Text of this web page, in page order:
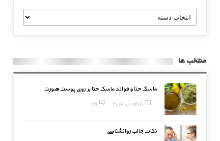
دسته
بندی
منتخب ها
ماسک حنا و فوائد ماسک حنا بر روی پوست صورت
18 آوریل, 2018 199
نکات جالب روانشناسی